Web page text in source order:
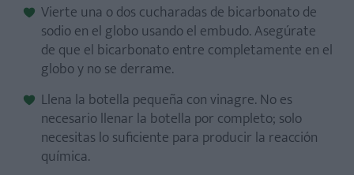
Vierte una o dos cucharadas de bicarbonato de
sodio en el globo usando el embudo. Asegúrate
de que el bicarbonato entre completamente en el
globo y no se derrame.
Llena la botella pequeña con vinagre. No es
necesario llenar la botella por completo; solo
necesitas lo suficiente para producir la reacción
química.